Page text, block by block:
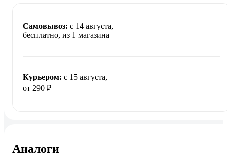
Самовывоз: c 14 августа,
бесплатно, из 1 магазина
Курьером: c 15 августа,
от 290 ₽
Аналоги